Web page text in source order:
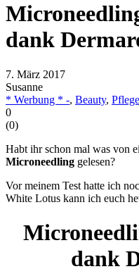
dank
7. März 2017
Susanne
* Werbung * -, Beauty, Pflege
0
(0)
Habt ihr schon mal was von
Microneedling gelesen?
Vor meinem Test hatte ich
White Lotus kann ich euch
dank